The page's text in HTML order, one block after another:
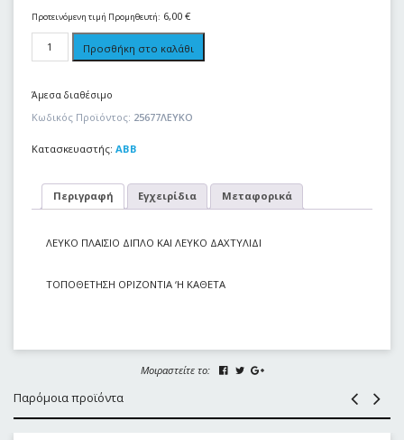
Προτεινόμενη τιμή Προμηθευτή: 6,00 €
Προσθήκη στο καλάθι
Άμεσα διαθέσιμο
Κωδικός Προϊόντος: 25677ΛΕΥΚΟ
Κατασκευαστής: ABB
Περιγραφή Εγχειρίδια Μεταφορικά
ΛΕΥΚΟ ΠΛΑΙΣΙΟ ΔΙΠΛΟ ΚΑΙ ΛΕΥΚΟ ΔΑΧΤΥΛΙΔΙ
ΤΟΠΟΘΕΤΗΣΗ ΟΡΙΖΟΝΤΙΑ ‘Η ΚΑΘΕΤΑ
Μοιραστείτε το:
Παρόμοια προϊόντα